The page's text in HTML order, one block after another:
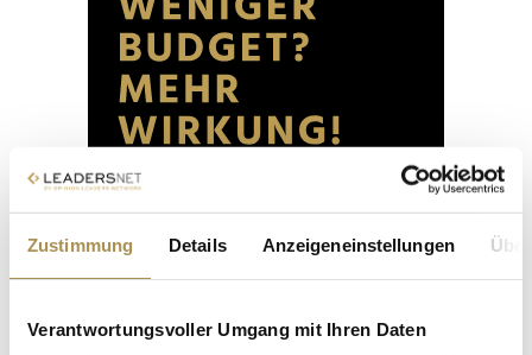
Zustimmung Details Anzeigeneinstellungen
Verantwortungsvoller Umgang mit Ihren Daten